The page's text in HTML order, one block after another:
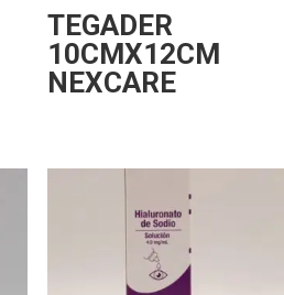
TEGADER
10CMX12CM
NEXCARE